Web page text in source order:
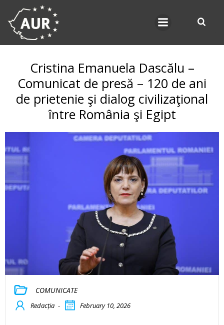
Cristina Emanuela Dascălu –
Comunicat de presă – 120 de ani
de prietenie şi dialog civilizaţional
între România şi Egipt
COMUNICATE
Redacția - February 10, 2026